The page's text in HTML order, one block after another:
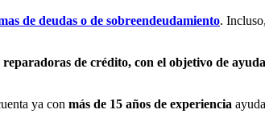
de deudas o de sobreendeudamiento.
reparadoras de crédito, con el objetivo de
ya con más de 15 años de experiencia